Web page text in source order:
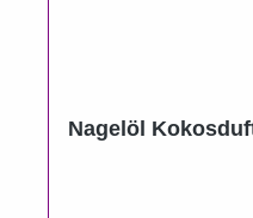
Nagelöl